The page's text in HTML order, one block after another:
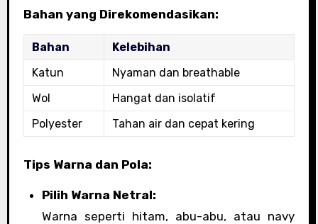
Bahan yang Direkomendasikan:
Bahan
Kelebihan
Katun
Nyaman dan breathable
Wol
Hangat dan isolatif
Polyester
Tahan air dan cepat kering
Tips Warna dan Pola:
Pilih Warna Netral:
Warna seperti hitam, abu-abu, atau navy